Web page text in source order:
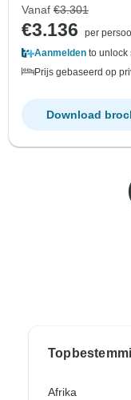
Vanaf €3.301
€3.136
per
Aanmelden to unlock
Prijs gebaseerd op
Download
Afrika